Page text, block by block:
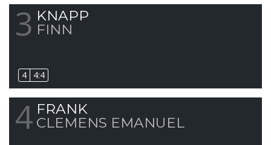
3 KNAPP
FINN
4 4:4
4 FRANK
CLEMENS EMANUEL